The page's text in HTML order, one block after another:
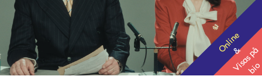
Online
Visas på
bio
&